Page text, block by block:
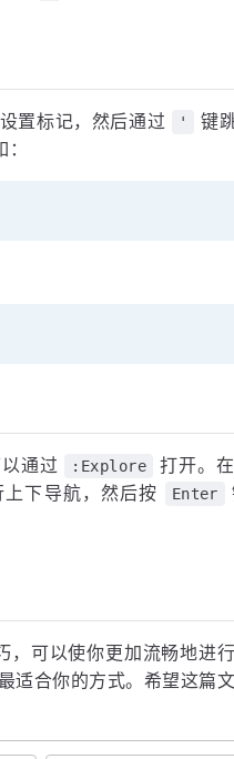
置标记，然后通过 '
键
通过 :Explore
打开。
上下导航，然后按 Enter
可以使你更加流畅地进
适合你的方式。希望这篇